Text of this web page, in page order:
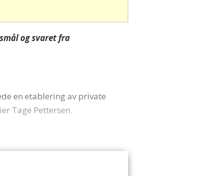
og svaret fra
en etablering av private
Tage Pettersen.